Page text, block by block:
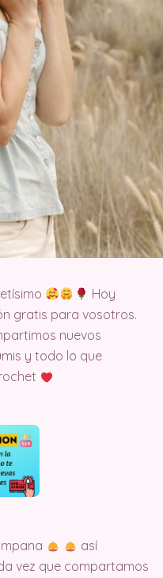
Hoy
gratis para vosotros.
nuevos
y todo lo que
así
vez que compartamos